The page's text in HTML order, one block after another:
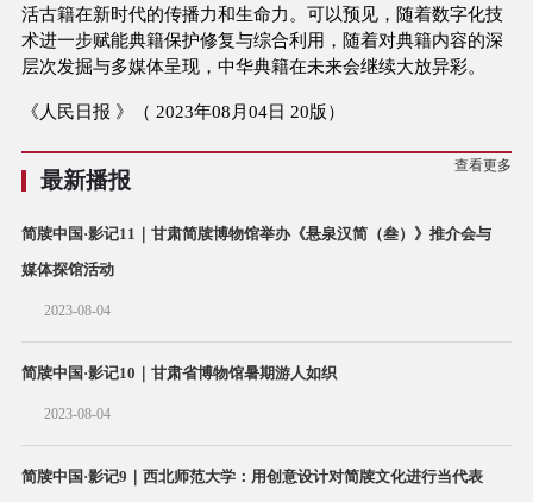
活古籍在新时代的传播力和生命力。可以预见，随着数字化技
术进一步赋能典籍保护修复与综合利用，随着对典籍内容的深
层次发掘与多媒体呈现，中华典籍在未来会继续大放异彩。
《人民日报 》（ 2023年08月04日 20版）
最新播报
查看更多
简牍中国·影记11｜甘肃简牍博物馆举办《悬泉汉简（叁）》推介会与
媒体探馆活动
2023-08-04
简牍中国·影记10｜甘肃省博物馆暑期游人如织
2023-08-04
简牍中国·影记9｜西北师范大学：用创意设计对简牍文化进行当代表